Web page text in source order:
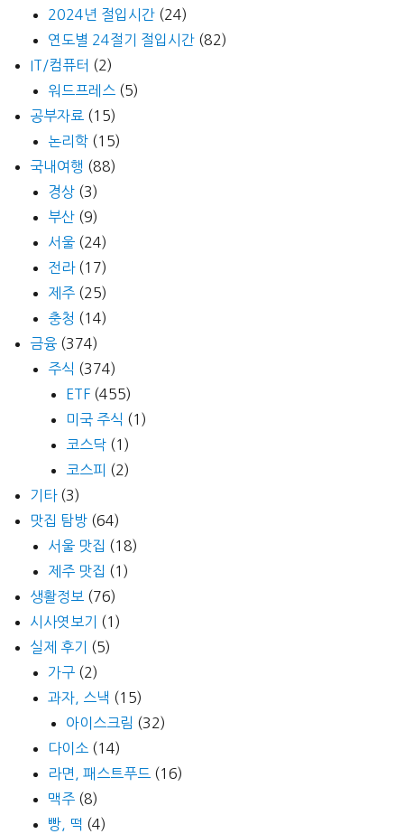
2024년 절입시간 (24)
연도별 24절기 절입시간 (82)
IT/컴퓨터 (2)
워드프레스 (5)
공부자료 (15)
논리학 (15)
국내여행 (88)
경상 (3)
부산 (9)
서울 (24)
전라(17)
제주 (25)
충청 (14)
금융 (374)
주식 (374)
ETF (455)
미국 주식 (1)
코스닥 (1)
코스피 (2)
기타(3)
맛집 탐방 (64)
서울 맛집 (18)
제주 맛집 (1)
생활정보 (76)
시사엿보기
(1)
실제 후기
(5)
가구 (2)
과자, 스낵 (15)
아이스크림 (32)
다이소 (14)
라면, 패스트푸드 (16)
맥주 (8)
빵, 떡 (4)